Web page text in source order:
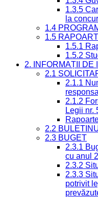
1.3.5
la
1.4
1.5
1.5.1
1.5.2
2. INFORMAȚII DE
2.1
2.1.1
2.1.2
Legii nr.
2.2
2.3 BUGET
2.3.1
cu anul
2.3.2
2.3.3
potrivit